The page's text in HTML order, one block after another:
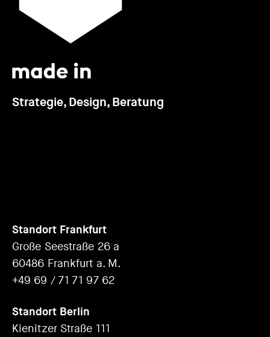
Strategie, Design, Beratung
Standort Frankfurt
Große Seestraße 26 a
60486 Frankfurt a. M.
+49 69 / 71 71 97 62
Standort Berlin
Kienitzer Straße 111